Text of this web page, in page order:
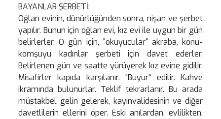
BAYANLAR ŞERBETİ:
Oğlan evinin, dünürlüğünden sonra, nişan ve şerbet
yapılır. Bunun için oğlan evi, kız evi ile uygun bir gün
belirlerler. O gün için, "okuyucular" akraba, konu-
komşuyu kadınlar şerbeti için davet ederler.
Belirlenen gün ve saatte yürüyerek kız evine gidilir.
Misafirler kapıda karşılanır. "Buyur" edilir. Kahve
ikramında bulunurlar. Teklif tekrarlanır. Bu arada
müstakbel gelin gelerek, kayınvalidesinin ve diğer
davetlilerin ellerini öper. Eski anılardan, evlilikten,